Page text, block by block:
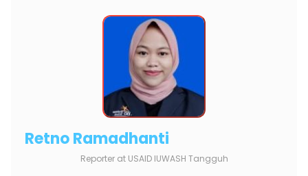
Retno Ramadhanti
Reporter at USAID IUWASH Tangguh